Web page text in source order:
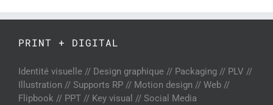
PRINT + DIGITAL
Identité visuelle // Design graphique // Packaging // PLV //
Illustration // Supports RP // Motion design // Web //
Flipbook // PPT // Key visual // Social Media